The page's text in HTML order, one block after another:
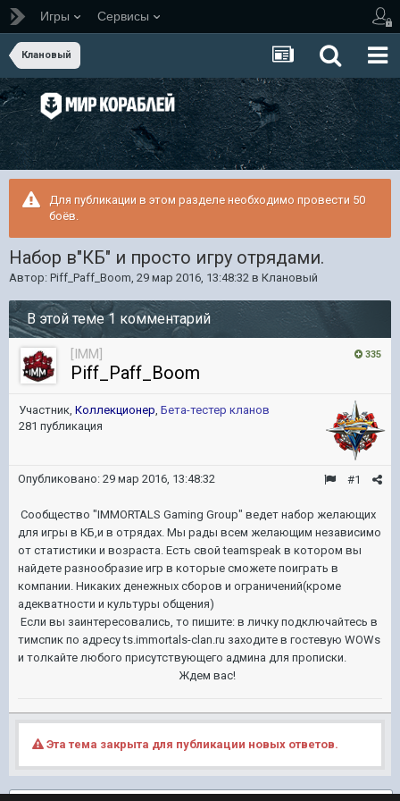
Игры Сервисы
Клановый
Для публикации в этом разделе необходимо провести 50
боёв.
Набор в"КБ" и просто игру отрядами.
Автор: Piff_Paff_Boom, 29 мар 2016, 13:48:32 в Клановый
В этой теме 1 комментарий
335
[IMM]
Piff_Paff_Boom
Участник, Коллекционер, Бета-тестер кланов
281 публикация
#1
Опубликовано: 29 мар 2016, 13:48:32
Сообщество "IMMORTALS Gaming Group" ведет набор желающих
для игры в КБ,и в отрядах. Мы рады всем желающим независимо
от статистики и возраста. Есть свой teamspeak в котором вы
найдете разнообразие игр в которые сможете поиграть в
компании. Никаких денежных сборов и ограничений(кроме
адекватности и культуры общения)
Если вы заинтересовались, то пишите: в личку подключайтесь в
тимспик по адресу ts.immortals-clan.ru заходите в гостевую WOWs
и толкайте любого присутствующего админа для прописки.
Ждем вас!
Эта тема закрыта для публикации новых ответов.